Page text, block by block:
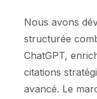
Nous avons
structurée
ChatGPT,
citations
avancé. Le